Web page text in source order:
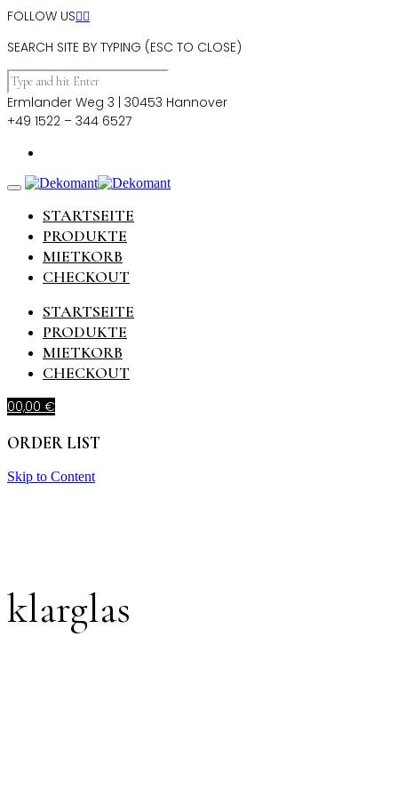
FOLLOW US
SEARCH SITE BY TYPING (ESC TO CLOSE)
Ermlander Weg 3 | 30453 Hannover
+49 1522 – 344 6527
STARTSEITE
PRODUKTE
MIETKORB
CHECKOUT
STARTSEITE
PRODUKTE
MIETKORB
CHECKOUT
00,00 €
ORDER LIST
Skip to Content
klarglas